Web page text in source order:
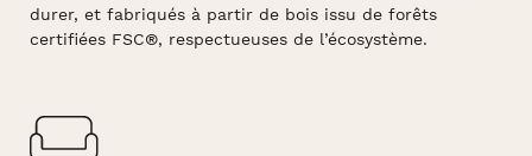
durer, et fabriqués à partir de bois issu de forêts
certifiées FSC®, respectueuses de l’écosystème.